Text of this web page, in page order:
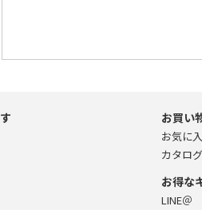
お買い
お気に
カタロ
お得な
LINE＠